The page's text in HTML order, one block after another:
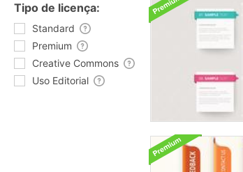
Tipo de licença:
Standard
Premium
Creative Commons
Uso Editorial